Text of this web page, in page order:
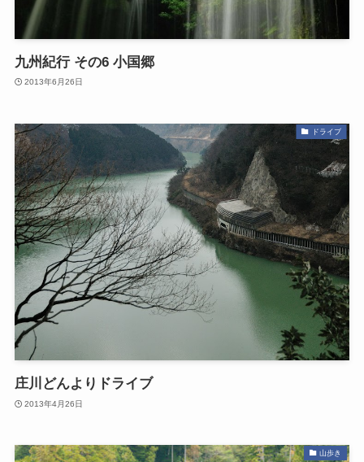
九州紀行 その6 小国郷
2013年6月26日
ドライブ
庄川どんよりドライブ
2013年4月26日
山歩き